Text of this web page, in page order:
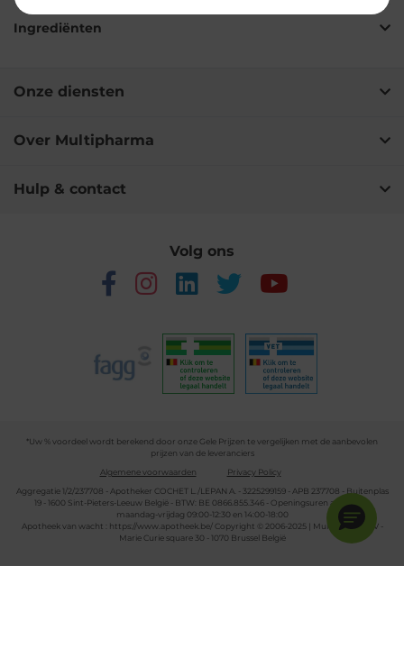
Ingrediënten
Onze diensten
Over Multipharma
Hulp & contact
Volg ons
*Uw % voordeel wordt berekend door onze Gele Prijzen te vergelijken met de aanbevolen
prijzen van de leveranciers
Algemene voorwaarden
Privacy Policy
Aggregatie 1/2/237708 - Apotheker COCHET L./LEPAN A. - 3225299159 - APB 237708 - Buitenplas
19 - 1600 Sint-Pieters-Leeuw België - BTW: BE 0866.855.346 - Openingsuren apotheek:
maandag-vrijdag 09:00-12:30 en 14:00-18:00
Apotheek van wacht :
https://www.apotheek.be/Copyright © 2006-2025 | Multipharma CV -
Marie Curie square 30 - 1070 Brussel België